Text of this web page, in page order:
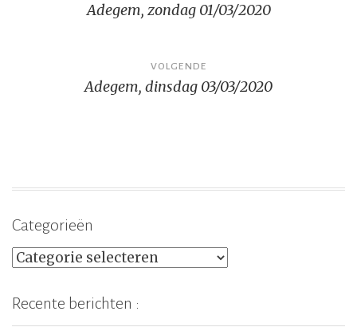
navigatieAdegem, zondag 01/03/2020
VOLGENDE
Adegem, dinsdag 03/03/2020
Categorieën
Categorieën
Recente berichten :